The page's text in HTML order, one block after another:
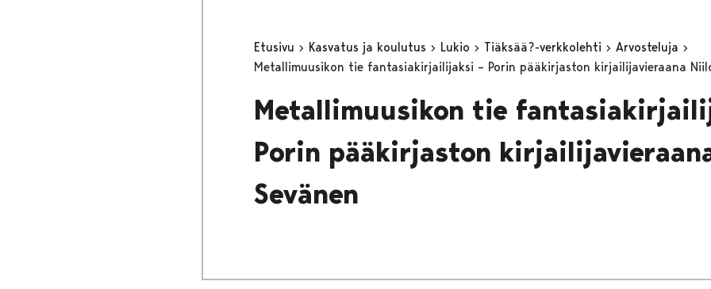
Etusivu Kasvatus ja koulutus Lukio Tiäksää?-verkkolehti
Arvosteluja
Metallimuusikon tie fantasiakirjailijaksi – Porin pääkirjaston kirjailijavieraana
Metallimuusikon tie
Porin pääkirjaston
Sevänen